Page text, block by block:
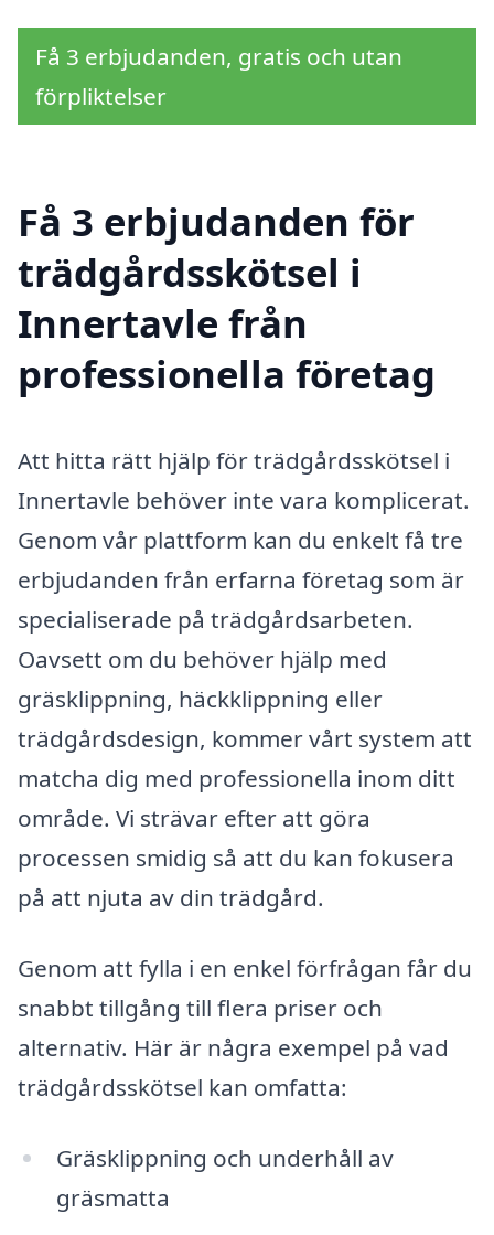
Få 3 erbjudanden, gratis och utan
förpliktelser
Få 3 erbjudanden för
trädgårdsskötsel i
Innertavle från
professionella företag
Att hitta rätt hjälp för trädgårdsskötsel i
Innertavle behöver inte vara komplicerat.
Genom vår plattform kan du enkelt få tre
erbjudanden från erfarna företag som är
specialiserade på trädgårdsarbeten.
Oavsett om du behöver hjälp med
gräsklippning, häckklippning eller
trädgårdsdesign, kommer vårt system att
matcha dig med professionella inom ditt
område. Vi strävar efter att göra
processen smidig så att du kan fokusera
på att njuta av din trädgård.
Genom att fylla i en enkel förfrågan får du
snabbt tillgång till flera priser och
alternativ. Här är några exempel på vad
trädgårdsskötsel kan omfatta:
Gräsklippning och underhåll av
gräsmatta